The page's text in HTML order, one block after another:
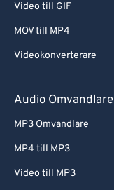
Video till GIF
MOV till MP4
Videokonverterare
Audio Omvandlare
MP3 Omvandlare
MP4 till MP3
Video till MP3